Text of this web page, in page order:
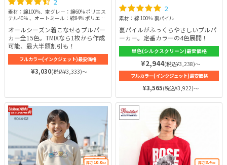
素材：綿100%、杢グレー：綿60% ポリエス
テル40％ 、オートミール：綿84% ポリエス
オールシーズン着こなせるプルパー
カー全15色。TMIXなら1枚から作成
可能、最大半額割引も！
フルカラー(インクジェット)最安価格
¥3,030(税込¥3,333)～
2
素材：綿 100％ 裏パイル
裏パイルがふっくらやさしいプルパ
ーカー。定番カラーの4色展開！
単色(シルクスクリーン)最安価格
¥2,944(税込¥3,238)～
フルカラー(インクジェット)最安価格
¥3,565(税込¥3,922)～
厚さ10.0oz 厚さ8.4oz